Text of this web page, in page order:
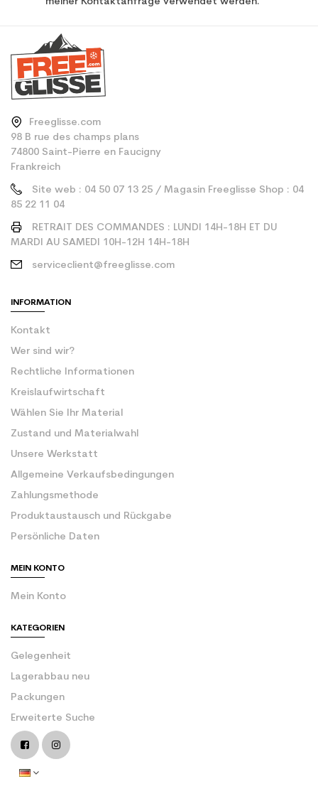
Freeglisse.com
98 B rue des champs plans
74800 Saint-Pierre en Faucigny
Frankreich
Site web : 04 50 07 13 25 / Magasin Freeglisse Shop : 04
85 22 11 04
RETRAIT DES COMMANDES : LUNDI 14H-18H ET DU
MARDI AU SAMEDI 10H-12H 14H-18H
serviceclient@freeglisse.com
INFORMATION
Kontakt
Wer sind wir?
Rechtliche Informationen
Kreislaufwirtschaft
Wählen Sie Ihr Material
Zustand und Materialwahl
Unsere Werkstatt
Allgemeine Verkaufsbedingungen
Zahlungsmethode
Produktaustausch und Rückgabe
Persönliche Daten
MEIN KONTO
Mein Konto
KATEGORIEN
Gelegenheit
Lagerabbau neu
Packungen
Erweiterte Suche